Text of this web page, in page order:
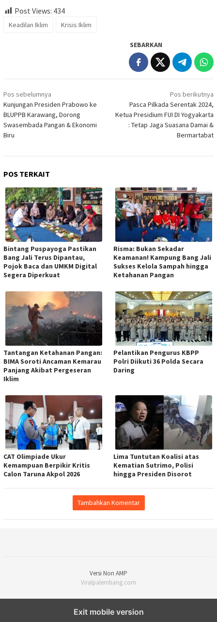
Post Views: 434
Keadilan Iklim Krisis Iklim
SEBARKAN
Navigasi
pos
Pos sebelumnya
Kunjungan Presiden Prabowo ke
BLUPPB Karawang, Dorong
Swasembada Pangan & Ekonomi
Biru
Pos berikutnya
Pasca Pilkada Serentak 2024,
Ketua Presidium FUI DI Yogyakarta
: Tetap Jaga Suasana Damai &
Bermartabat
POS TERKAIT
Bintang Puspayoga Pastikan
Bang Jali Terus Dipantau,
Pojok Baca dan UMKM Digital
Segera Diperkuat
Risma: Bukan Sekadar
Keamanan! Kampung Bang Jali
Sukses Kelola Sampah hingga
Ketahanan Pangan
Tantangan Ketahanan Pangan:
BIMA Soroti Ancaman Kemarau
Panjang Akibat Pergeseran
Iklim
Pelantikan Pengurus KBPP
Polri Diikuti 36 Polda Secara
Daring
CAT Olimpiade Ukur
Kemampuan Berpikir Kritis
Calon Taruna Akpol 2026
Lima Tuntutan Koalisi atas
Kematian Sutrimo, Polisi
hingga Presiden Disorot
Tambahkan Komentar
Versi Non AMP
Viralpalembang.com
Exit mobile version